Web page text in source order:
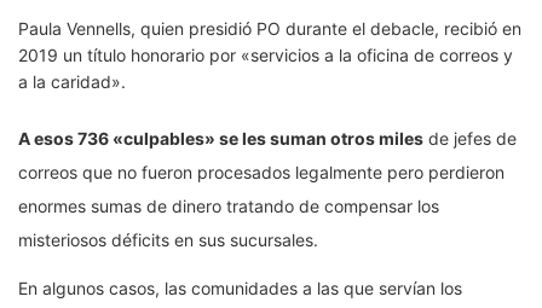
Paula Vennells, quien presidió PO durante el debacle, recibió en
2019 un título honorario por «servicios a la oficina de correos y
a la caridad».
A esos 736 «culpables» se les suman otros miles de jefes de
correos que no fueron procesados legalmente pero perdieron
enormes sumas de dinero tratando de compensar los
misteriosos déficits en sus sucursales.
En algunos casos, las comunidades a las que servían los